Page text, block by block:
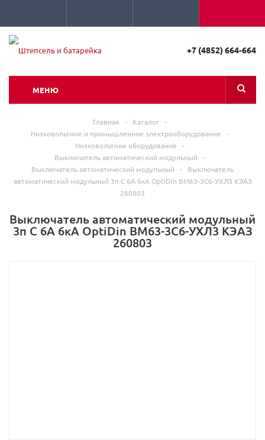
+7 (4852) 664-664
МЕНЮ
Главная - Каталог -
Низковольтное и промышленное электрооборудование
-
Низковольтное оборудование
-
Выключатель автоматический модульный
-
Выключатель автоматический модульный
-
Выключатель
автоматический модульный 3п C 6А 6кА OptiDin BM63-3C6-УХЛ3 КЭАЗ
260803
Выключатель автоматический модульный
3п C 6А 6кА OptiDin BM63-3C6-УХЛ3 КЭАЗ
260803